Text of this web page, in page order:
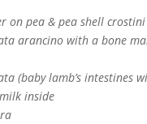
on pea & pea shell crostini
arancino with a bone
(baby lamb’s intestines
inside